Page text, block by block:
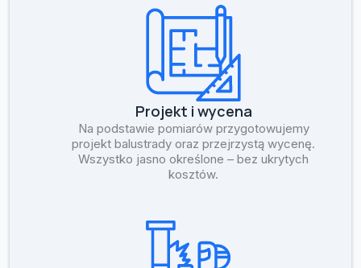
Projekt i wycena
Na podstawie pomiarów przygotowujemy
projekt balustrady oraz przejrzystą wycenę.
Wszystko jasno określone – bez ukrytych
kosztów.